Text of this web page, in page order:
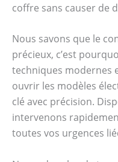
coffre sans causer de
Nous savons que le
précieux, c’est
techniques modernes
ouvrir les modèles
clé avec précision.
intervenons
toutes vos urgences